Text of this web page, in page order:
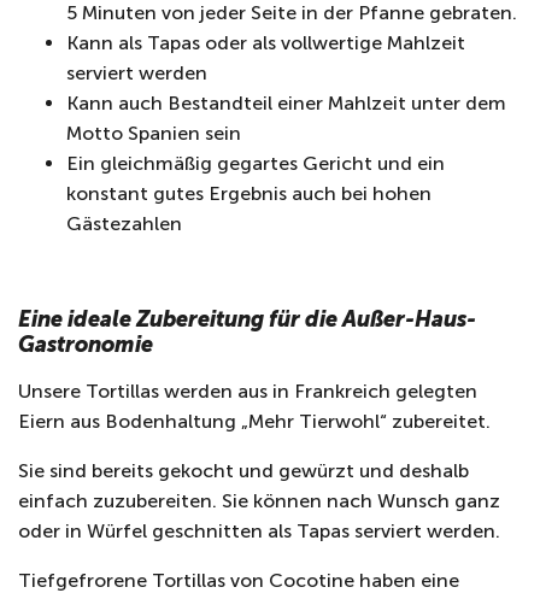
5 Minuten von jeder Seite in der Pfanne gebraten.
Kann als Tapas oder als vollwertige Mahlzeit
serviert werden
Kann auch Bestandteil einer Mahlzeit unter dem
Motto Spanien sein
Ein gleichmäßig gegartes Gericht und ein
konstant gutes Ergebnis auch bei hohen
Gästezahlen
Eine ideale Zubereitung für die Außer-Haus-
Gastronomie
Unsere Tortillas werden aus in Frankreich gelegten
Eiern aus Bodenhaltung „Mehr Tierwohl“ zubereitet.
Sie sind bereits gekocht und gewürzt und deshalb
einfach zuzubereiten. Sie können nach Wunsch ganz
oder in Würfel geschnitten als Tapas serviert werden.
Tiefgefrorene Tortillas von Cocotine haben eine